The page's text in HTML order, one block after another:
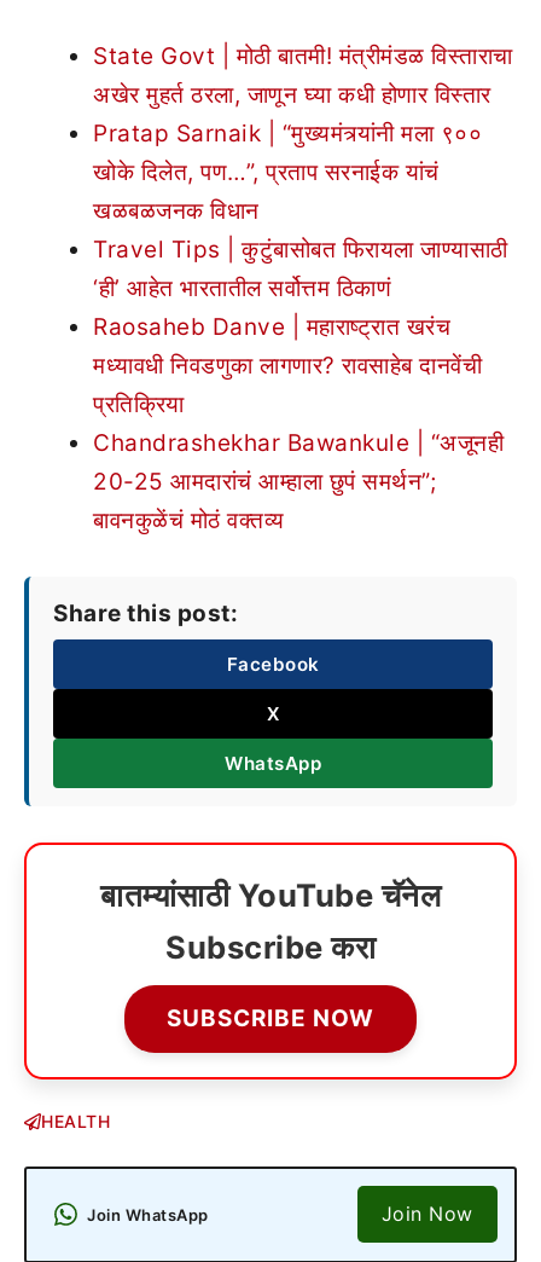
State Govt | मोठी बातमी! मंत्रीमंडळ विस्ताराचा
अखेर मुहर्त ठरला, जाणून घ्या कधी होणार विस्तार
Pratap Sarnaik | “मुख्यमंत्र्यांनी मला ९००
खोके दिलेत, पण…”, प्रताप सरनाईक यांचं
खळबळजनक विधान
Travel Tips | कुटुंबासोबत फिरायला जाण्यासाठी
‘ही’ आहेत भारतातील सर्वोत्तम ठिकाणं
Raosaheb Danve | महाराष्ट्रात खरंच
मध्यावधी निवडणुका लागणार? रावसाहेब दानवेंची
प्रतिक्रिया
Chandrashekhar Bawankule | “अजूनही
20-25 आमदारांचं आम्हाला छुपं समर्थन”;
बावनकुळेंचं मोठं वक्तव्य
Share this post:
Facebook
X
WhatsApp
बातम्यांसाठी YouTube चॅनेल
Subscribe करा
SUBSCRIBE NOW
HEALTH
Join WhatsApp Join Now